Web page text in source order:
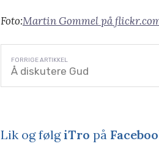
Foto:Martin Gommel på
Å diskutere Gud
Lik og følgiTro på